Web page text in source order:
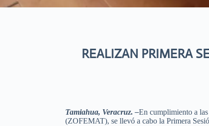
REALIZAN PRIMERA
Tamiahua, Veracruz. –En cumplimiento a
(ZOFEMAT), se llevó a cabo la Primera